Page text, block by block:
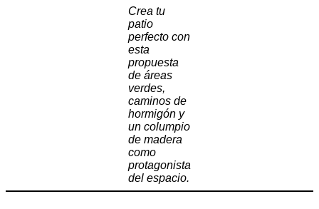
Crea tu
patio
perfecto con
esta
propuesta
de áreas
verdes,
caminos de
hormigón y
un columpio
de madera
como
protagonista
del espacio.